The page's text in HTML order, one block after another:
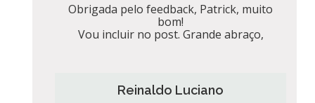
Obrigada pelo feedback, Patrick, muito
bom!
Vou incluir no post. Grande abraço,
Reinaldo Luciano